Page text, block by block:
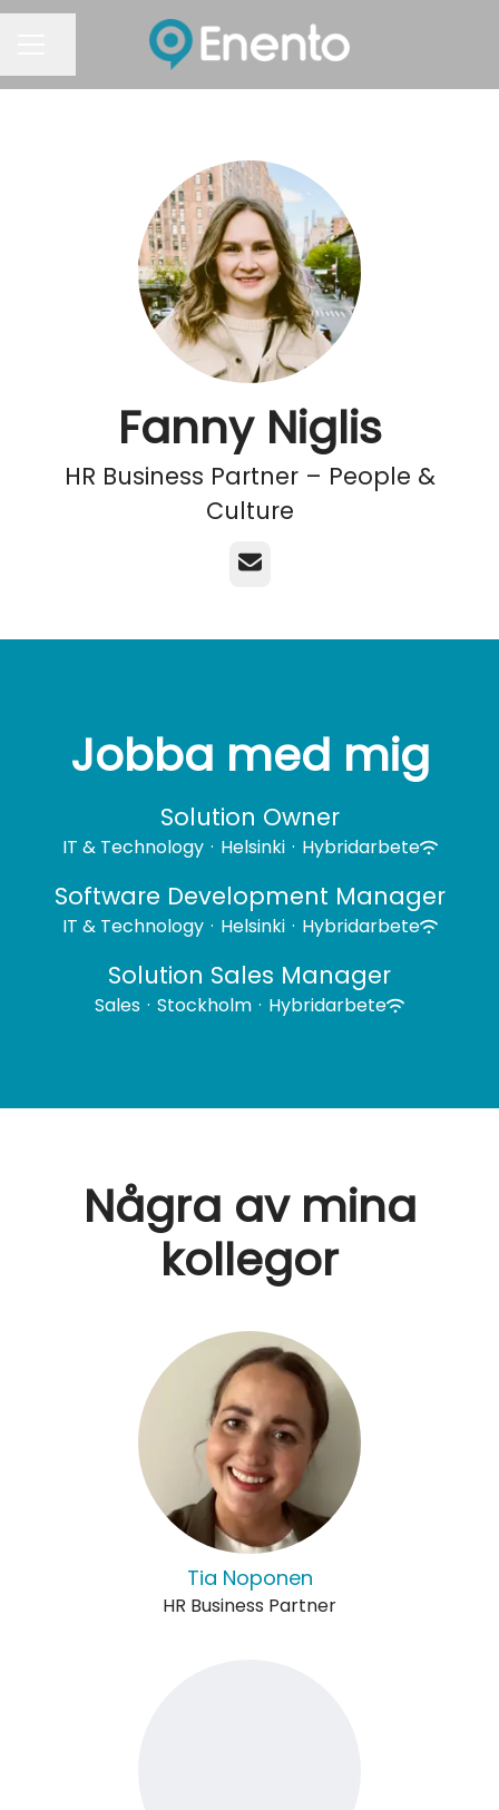
Fanny Niglis
HR Business Partner – People &
Culture
E-post
Jobba med mig
Solution Owner
IT & Technology · Helsinki · Hybridarbete
Software Development Manager
IT & Technology · Helsinki · Hybridarbete
Solution Sales Manager
Sales · Stockholm · Hybridarbete
Några av mina
kollegor
Tia Noponen
HR Business Partner